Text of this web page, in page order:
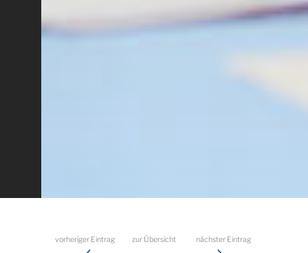
vorheriger Eintrag zur Übersicht nächster Eintrag